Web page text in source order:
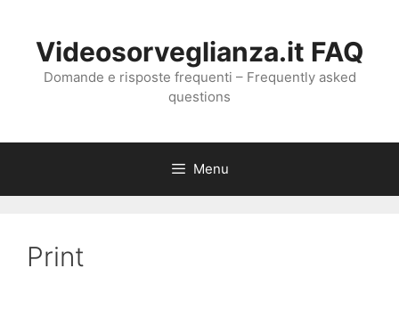
contenutoVideosorveglianza.it FAQ
Domande e risposte frequenti – Frequently asked
questions
Menu
Print